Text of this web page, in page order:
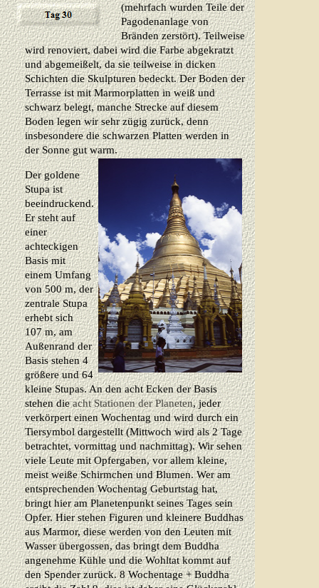
(mehrfach wurden Teile der
Pagodenanlage von
Bränden zerstört). Teilweise
wird renoviert, dabei wird die Farbe abgekratzt
und abgemeißelt, da sie teilweise in dicken
Schichten die Skulpturen bedeckt. Der Boden der
Terrasse ist mit Marmorplatten in weiß und
schwarz belegt, manche Strecke auf diesem
Boden legen wir sehr zügig zurück, denn
insbesondere die schwarzen Platten werden in
der Sonne gut warm.
Der goldene
Stupa ist
beeindruckend.
Er steht auf
einer
achteckigen
Basis mit
einem Umfang
von 500 m, der
zentrale Stupa
erhebt sich
107 m, am
Außenrand der
Basis stehen 4
größere und 64
kleine Stupas. An den acht Ecken der Basis
stehen dieacht Stationen der Planeten, jeder
verkörpert einen Wochentag und wird durch ein
Tiersymbol dargestellt (Mittwoch wird als 2 Tage
betrachtet, vormittag und nachmittag). Wir sehen
viele Leute mit Opfergaben, vor allem kleine,
meist weiße Schirmchen und Blumen. Wer am
entsprechenden Wochentag Geburtstag hat,
bringt hier am Planetenpunkt seines Tages sein
Opfer. Hier stehen Figuren und kleinere Buddhas
aus Marmor, diese werden von den Leuten mit
Wasser übergossen, das bringt dem Buddha
angenehme Kühle und die Wohltat kommt auf
den Spender zurück. 8 Wochentage + Buddha